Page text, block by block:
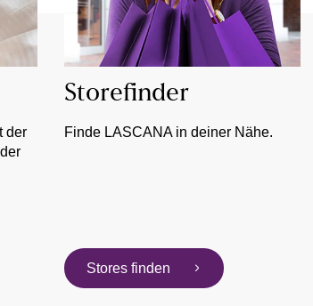
der
Storefinder
Finde LASCANA in deiner Nähe.
Stores finden